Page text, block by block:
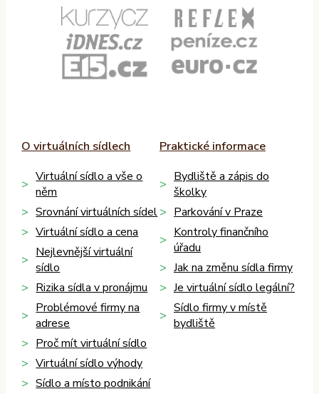
O virtuálních sídlech
Virtuální sídlo a vše o
něm
Srovnání virtuálních sídel
Virtuální sídlo a cena
Nejlevnější virtuální
sídlo
Rizika sídla v pronájmu
Problémové firmy na
adrese
Proč mít virtuální sídlo
Virtuální sídlo výhody
Sídlo a místo podnikání
Praktické informace
Bydliště a zápis do
školky
Parkování v Praze
Kontroly finančního
úřadu
Jak na změnu sídla firmy
Je virtuální sídlo legální?
Sídlo firmy v místě
bydliště